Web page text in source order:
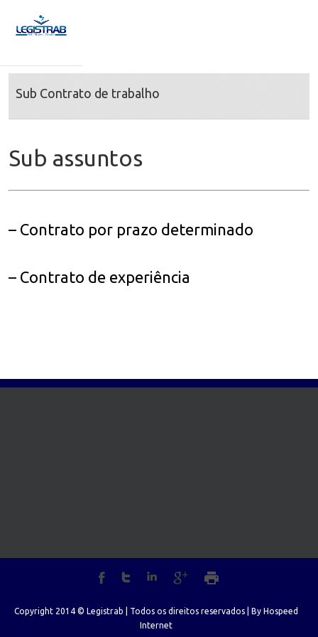
Sub Contrato de trabalho
Sub assuntos
– Contrato por prazo determinado
– Contrato de experiência
Copyright 2014 © Legistrab | Todos os direitos reservados | By Hospeed
Internet